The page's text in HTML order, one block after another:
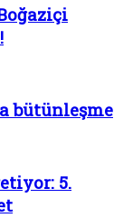
bütünleşme
5.